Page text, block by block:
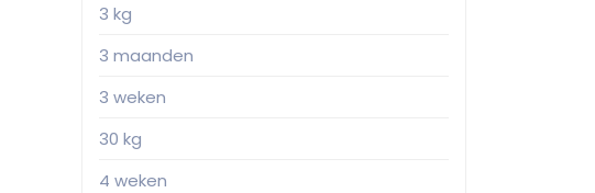
3 kg
3 maanden
3 weken
30 kg
4 weken